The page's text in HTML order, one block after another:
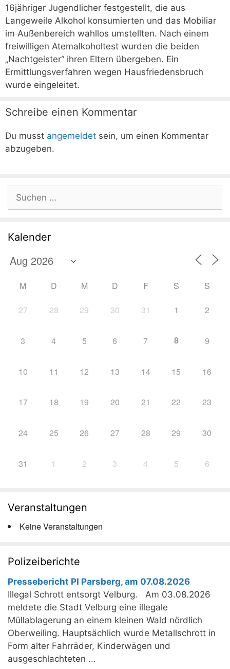
16jähriger Jugendlicher festgestellt, die aus
Langeweile Alkohol konsumierten und das Mobiliar
im Außenbereich wahllos umstellten. Nach einem
freiwilligen Atemalkoholtest wurden die beiden
„Nachtgeister“ ihren Eltern übergeben. Ein
Ermittlungsverfahren wegen Hausfriedensbruch
wurde eingeleitet.
Schreibe einen Kommentar
Du musst angemeldet sein, um einen Kommentar
abzugeben.
nach:
Kalender
M D M D F S S
27 28 29 30 31 1 2
3 4 5 6 7 8 9
10 11 12 13 14 15 16
17 18 19 20 21 22 23
24 25 26 27 28 29 30
31 1 2 3 4 5 6
Veranstaltungen
Keine Veranstaltungen
Polizeiberichte
Pressebericht PI Parsberg, am 07.08.2026
Illegal Schrott entsorgt Velburg. Am 03.08.2026
meldete die Stadt Velburg eine illegale
Müllablagerung an einem kleinen Wald nördlich
Oberweiling. Hauptsächlich wurde Metallschrott in
Form alter Fahrräder, Kinderwägen und
ausgeschlachteten ...